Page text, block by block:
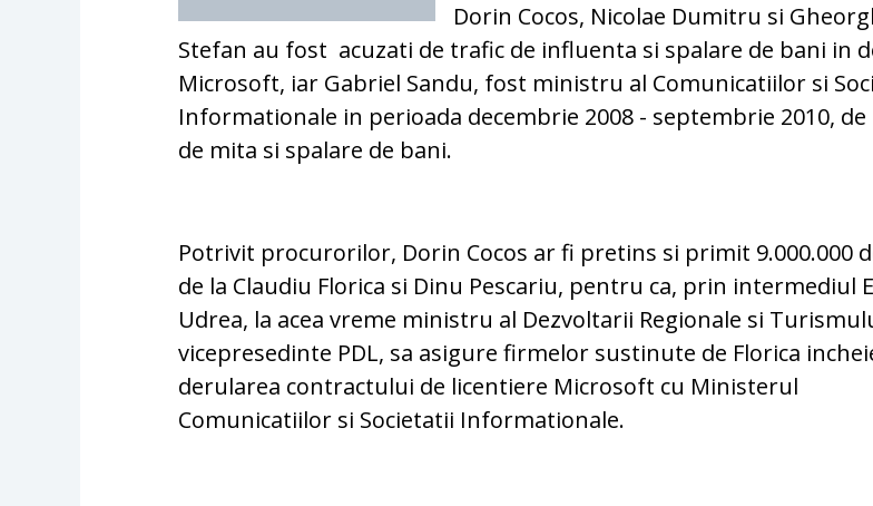
Dorin Cocos, Nicolae Dumitru si
Stefan au fost acuzati de trafic de influenta si spalare de bani in
Microsoft, iar Gabriel Sandu, fost ministru al Comunicatiilor si
Informationale in perioada decembrie 2008 - septembrie 2010, de
de mita si spalare de bani.
Potrivit procurorilor, Dorin Cocos ar fi pretins si primit 9.000.000
de la Claudiu Florica si Dinu Pescariu, pentru ca, prin intermediul
Udrea, la acea vreme ministru al Dezvoltarii Regionale si
vicepresedinte PDL, sa asigure firmelor sustinute de Florica
derularea contractului de licentiere Microsoft cu Ministerul
Comunicatiilor si Societatii Informationale.